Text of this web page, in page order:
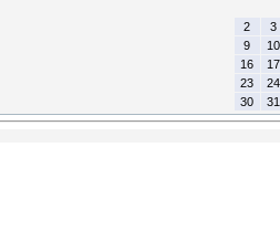
2
3
9
10
16
17
23
24
30
31